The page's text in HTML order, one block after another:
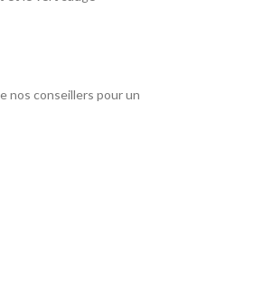
nos conseillers pour un